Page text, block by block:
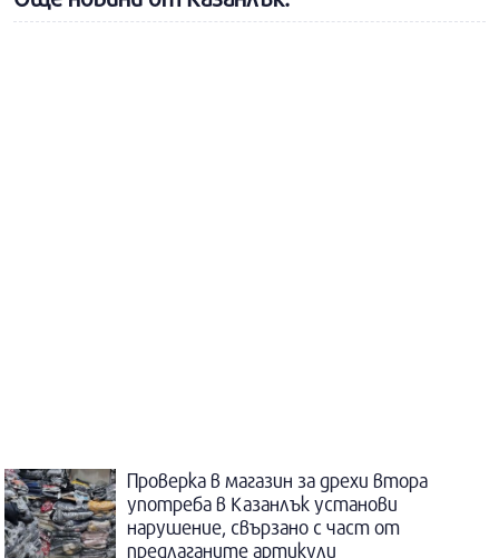
Проверка в магазин за дрехи втора
употреба в Казанлък установи
нарушение, свързано с част от
предлаганите артикули